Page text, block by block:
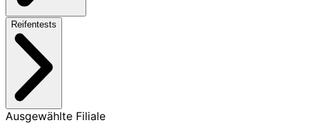
Reifentests
Ausgewählte Filiale